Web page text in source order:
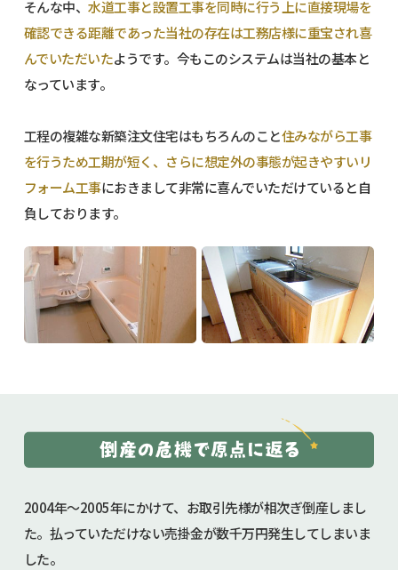
そんな中、水道工事と設置工事を同時に行う上に直接現場を
確認できる距離であった当社の存在は工務店様に重宝され喜
んでいただいたようです。今もこのシステムは当社の基本と
なっています。
工程の複雑な新築注文住宅はもちろんのこと住みながら工事
を行うため工期が短く、さらに想定外の事態が起きやすいリ
フォーム工事におきまして非常に喜んでいただけていると自
負しております。
2004年～2005年にかけて、お取引先様が相次ぎ倒産しまし
た。払っていただけない売掛金が数千万円発生してしまいま
した。